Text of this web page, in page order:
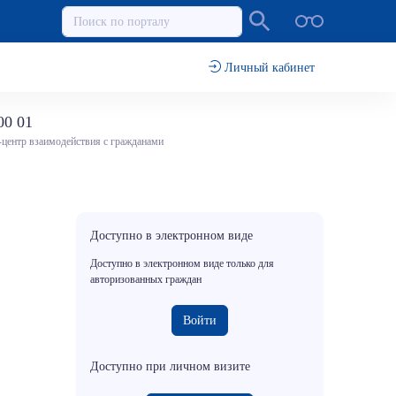
Личный кабинет
01
взаимодействия с гражданами
Доступно в электронном виде
Доступно в электронном виде только для
авторизованных граждан
Войти
Доступно при личном визите